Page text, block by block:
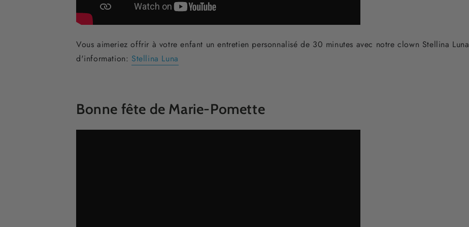
Vous aimeriez offrir à votre enfant un entretien personnalisé de 30 minutes avec notre clown Stellina Luna
d'information: Stellina Luna
Bonne fête de Marie-Pomette